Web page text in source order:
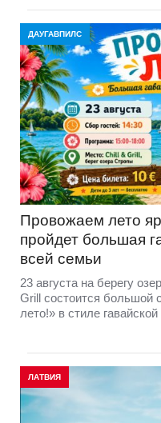
ДАУГАВПИЛС
Провожаем лето
пройдет большая
всей семьи
23 августа на берегу
Grill состоится большой
лето!» в стиле
ЛАТВИЯ